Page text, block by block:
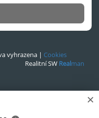
vyhrazena | Cookies
Realitní SW Realman
×